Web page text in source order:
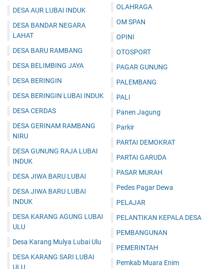
DESA AUR LUBAI INDUK
DESA BANDAR NEGARA
LAHAT
DESA BARU RAMBANG
DESA BELIMBING JAYA
DESA BERINGIN
DESA BERINGIN LUBAI INDUK
DESA CERDAS
DESA GERINAM RAMBANG
NIRU
DESA GUNUNG RAJA LUBAI
INDUK
DESA JIWA BARU LUBAI
DESA JIWA BARU LUBAI
INDUK
DESA KARANG AGUNG LUBAI
ULU
Desa Karang Mulya Lubai Ulu
DESA KARANG SARI LUBAI
ULU
OLAHRAGA
OM SPAN
OPINI
OTOSPORT
PAGAR GUNUNG
PALEMBANG
PALI
Panen Jagung
Parkir
PARTAI DEMOKRAT
PARTAI GARUDA
PASAR MURAH
Pedes Pagar Dewa
PELAJAR
PELANTIKAN KEPALA DESA
PEMBANGUNAN
PEMERINTAH
Pemkab Muara Enim